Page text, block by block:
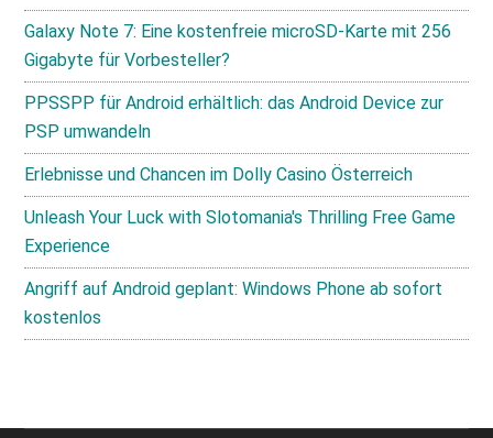
Galaxy Note 7: Eine kostenfreie microSD-Karte mit 256
Gigabyte für Vorbesteller?
PPSSPP für Android erhältlich: das Android Device zur
PSP umwandeln
Erlebnisse und Chancen im Dolly Casino Österreich
Unleash Your Luck with Slotomania's Thrilling Free Game
Experience
Angriff auf Android geplant: Windows Phone ab sofort
kostenlos